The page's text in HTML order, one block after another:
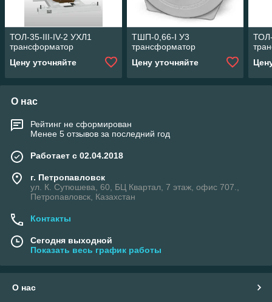
ТОЛ-35-III-IV-2 УХЛ1
трансформатор
Цену уточняйте
ТШП-0,66-I У3
трансформатор
Цену уточняйте
О нас
Рейтинг не сформирован
Менее 5 отзывов за последний год
Работает с 02.04.2018
г. Петропавловск
ул. К. Сутюшева, 60, БЦ Квартал, 7 этаж, офис 707.,
Петропавловск, Казахстан
Контакты
Сегодня выходной
Показать весь график работы
О нас